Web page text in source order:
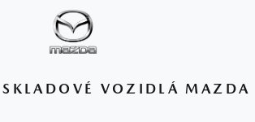
SKLADOVÉ VOZIDLÁ MAZDA